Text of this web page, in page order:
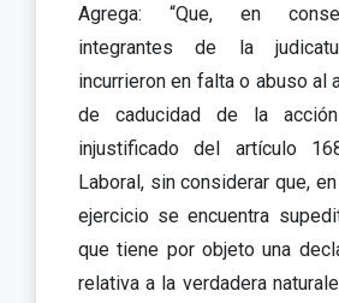
Agrega: “Que, en
integrantes de la
incurrieron en falta o abuso al
de caducidad de la
injustificado del artículo
Laboral, sin considerar que,
ejercicio se encuentra
que tiene por objeto una
relativa a la verdadera